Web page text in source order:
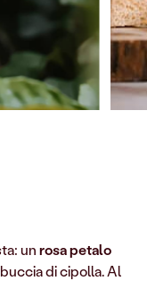
unrosa petalo
di cipolla. Al